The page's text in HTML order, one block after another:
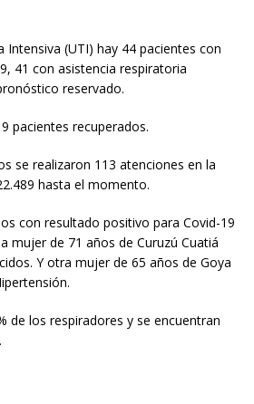
Intensiva (UTI) hay 44 pacientes con
41 con asistencia respiratoria
reservado.
pacientes recuperados.
se realizaron 113 atenciones en la
hasta el momento.
con resultado positivo para Covid-19
mujer de 71 años de Curuzú Cuatiá
Y otra mujer de 65 años de Goya
de los respiradores y se encuentran